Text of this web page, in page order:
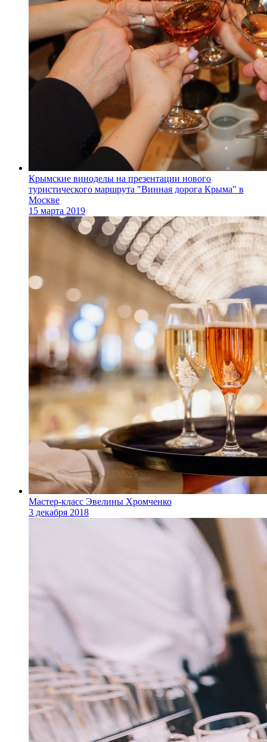
Крымские виноделы на презентации нового
туристического маршрута "Винная дорога Крыма" в
Москве
15 марта 2019
Мастер-класс Эвелины Хромченко
3 декабря 2018